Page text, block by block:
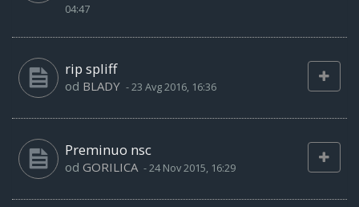
04:47
rip spliff
od BLADY -23 Avg 2016, 16:36
Preminuo nsc
od GORILICA -24 Nov 2015, 16:29